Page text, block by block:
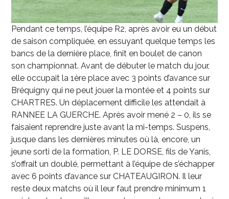
Pendant ce temps, l’équipe R2, après avoir eu un début
de saison compliquée, en essuyant quelque temps les
bancs de la dernière place, finit en boulet de canon
son championnat. Avant de débuter le match du jour,
elle occupait la 1ère place avec 3 points d’avance sur
Bréquigny qui ne peut jouer la montée et 4 points sur
CHARTRES. Un déplacement difficile les attendait à
RANNEE LA GUERCHE. Après avoir mené 2 – 0, ils se
faisaient reprendre juste avant la mi-temps. Suspens,
jusque dans les dernières minutes où là, encore, un
jeune sorti de la formation, P. LE DORSE, fils de Yanis,
s’offrait un doublé, permettant à l’équipe de s’échapper
avec 6 points d’avance sur CHATEAUGIRON. Il leur
reste deux matchs où il leur faut prendre minimum 1